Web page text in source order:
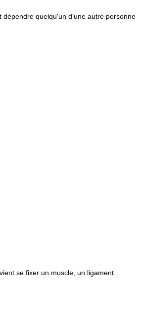
dépendre quelqu'un d'une autre personne
se fixer un muscle, un ligament.